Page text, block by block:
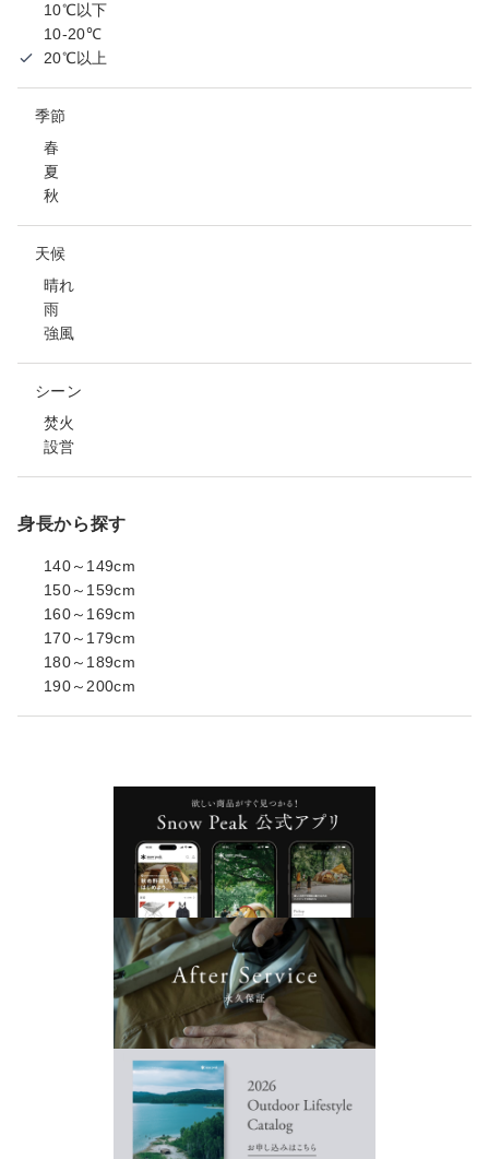
10℃以下
10-20℃
20℃以上
季節
春
夏
秋
天候
晴れ
雨
強風
シーン
焚火
設営
身長から探す
140～149cm
150～159cm
160～169cm
170～179cm
180～189cm
190～200cm